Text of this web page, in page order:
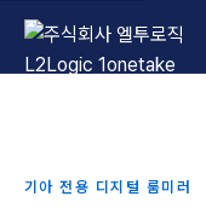
L2Logic 1onetake
기아 전용 디지털 룸미러